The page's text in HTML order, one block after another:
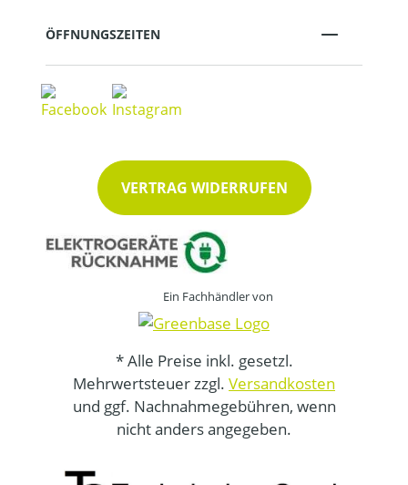
ÖFFNUNGSZEITEN
VERTRAG WIDERRUFEN
Ein Fachhändler von
* Alle Preise inkl. gesetzl.
Mehrwertsteuer zzgl. Versandkosten
und ggf. Nachnahmegebühren, wenn
nicht anders angegeben.